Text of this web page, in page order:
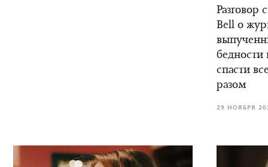
Разговор
Bell о
бедности
спасти
разом
29 НОЯБРЯ